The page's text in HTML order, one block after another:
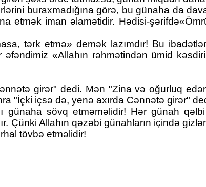
buraxmadığına görə, bu günaha da
etmək iman əlamətidir. Hədisi-
tərk etmə» demək lazımdır! Bu
«Allahın rəhmətindən ümid
girər" dedi. Mən "Zina və oğurluq
"İçki içsə də, yenə axırda Cənnətə girər"
günaha sövq etməməlidir! Hər günah
Çünki Allahın qəzəbi günahların içində
tövbə etməlidir!